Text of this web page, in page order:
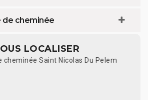
de cheminée
LOCALISER
cheminée Saint Nicolas Du Pelem